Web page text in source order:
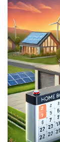
0% BTW tarief
Servicecontract